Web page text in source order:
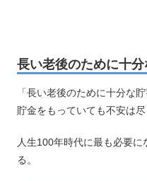
長い老後のために十分
「長い老後のために十分な
貯金をもっていても不安は尽
人生100年時代に最も必要
る。